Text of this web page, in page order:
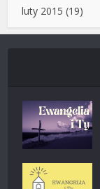
luty 2015 (19)